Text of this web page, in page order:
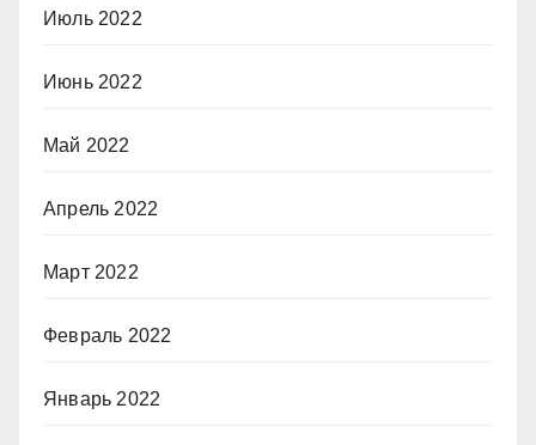
Июль 2022
Июнь 2022
Май 2022
Апрель 2022
Март 2022
Февраль 2022
Январь 2022